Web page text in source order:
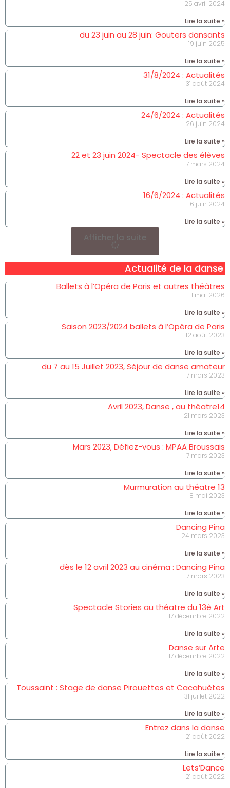
25 avril 2024
Lire la suite »
du 23 juin au 28 juin: Gouters dansants
19 juin 2025
Lire la suite »
31/8/2024 : Actualités
31 août 2024
Lire la suite »
24/6/2024 : Actualités
26 juin 2024
Lire la suite »
22 et 23 juin 2024- Spectacle des élèves
17 mars 2024
Lire la suite »
16/6/2024 : Actualités
16 juin 2024
Lire la suite »
Afficher la suite
Actualité de la danse
Ballets à l’Opéra de Paris et autres théâtres
1 mai 2026
Lire la suite »
Saison 2023/2024 ballets à l’Opéra de Paris
12 août 2023
Lire la suite »
du 7 au 15 Juillet 2023, Séjour de danse amateur
7 mars 2023
Lire la suite »
Avril 2023, Danse , au théatre14
21 mars 2023
Lire la suite »
Mars 2023, Défiez-vous : MPAA Broussais
7 mars 2023
Lire la suite »
Murmuration au théatre 13
8 mai 2023
Lire la suite »
Dancing Pina
24 mars 2023
Lire la suite »
dès le 12 avril 2023 au cinéma : Dancing Pina
7 mars 2023
Lire la suite »
Spectacle Stories au théatre du 13è Art
17 décembre 2022
Lire la suite »
Danse sur Arte
17 décembre 2022
Lire la suite »
Toussaint : Stage de danse Pirouettes et Cacahuètes
31 juillet 2022
Lire la suite »
Entrez dans la danse
21 août 2022
Lire la suite »
Lets’Dance
21 août 2022